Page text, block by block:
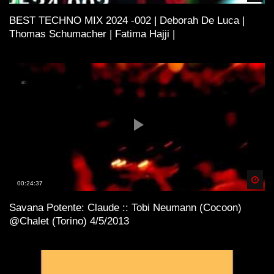
BEST TECHNO MIX 2024 -002 | Deborah De Luca |
Thomas Schumacher | Fatima Hajji |
00:24:37
Savana Potente: Claude :: Tobi Neumann (Cocoon)
@Chalet (Torino) 4/5/2013